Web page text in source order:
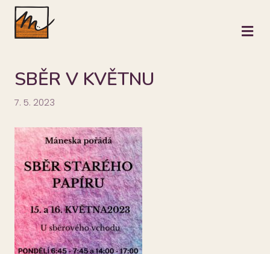
SBĚR V KVĚTNU
7. 5. 2023